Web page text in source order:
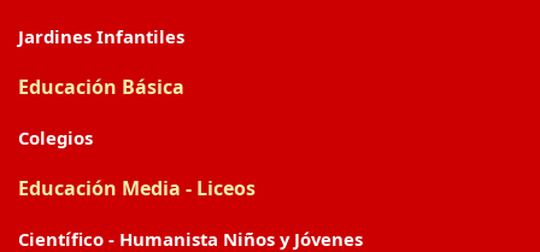
Jardines Infantiles
Educación Básica
Colegios
Educación Media - Liceos
Científico - Humanista Niños y Jóvenes